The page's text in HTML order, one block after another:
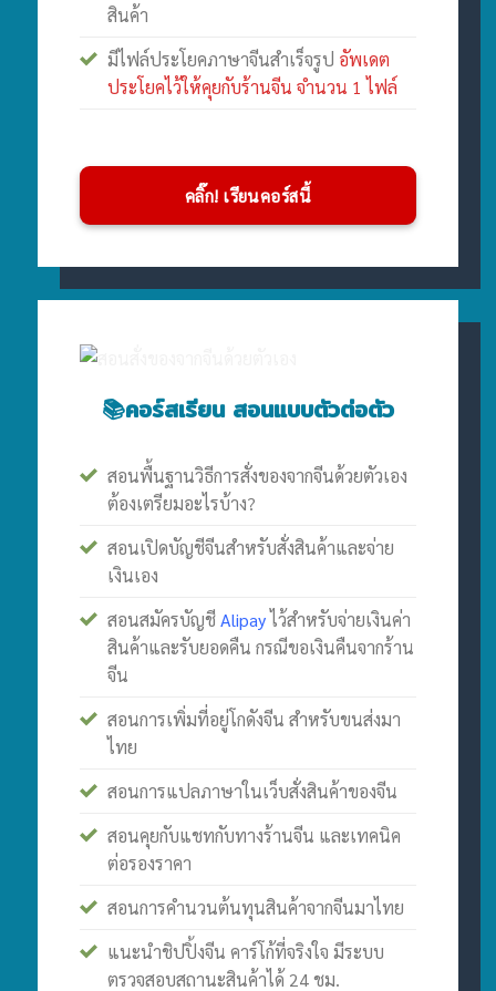
สินค้า
มีไฟล์ประโยคภาษาจีนสำเร็จรูป อัพเดต
ประโยคไว้ให้คุยกับร้านจีน จำนวน 1 ไฟล์
คลิ๊ก! เรียนคอร์สนี้
📚คอร์สเรียน สอนแบบตัวต่อตัว
สอนพื้นฐานวิธีการสั่งของจากจีนด้วยตัวเอง
ต้องเตรียมอะไรบ้าง?
สอนเปิดบัญชีจีนสำหรับสั่งสินค้าและจ่าย
เงินเอง
สอนสมัครบัญชีAlipayไว้สำหรับจ่ายเงินค่า
สินค้าและรับยอดคืน กรณีขอเงินคืนจากร้าน
จีน
สอนการเพิ่มที่อยู่โกดังจีน สำหรับขนส่งมา
ไทย
สอนการแปลภาษาในเว็บสั่งสินค้าของจีน
สอนคุยกับแชทกับทางร้านจีน และเทคนิค
ต่อรองราคา
สอนการคำนวนต้นทุนสินค้าจากจีนมาไทย
แนะนำชิปปิ้งจีน คาร์โก้ที่จริงใจ มีระบบ
ตรวจสอบสถานะสินค้าได้ 24 ชม.